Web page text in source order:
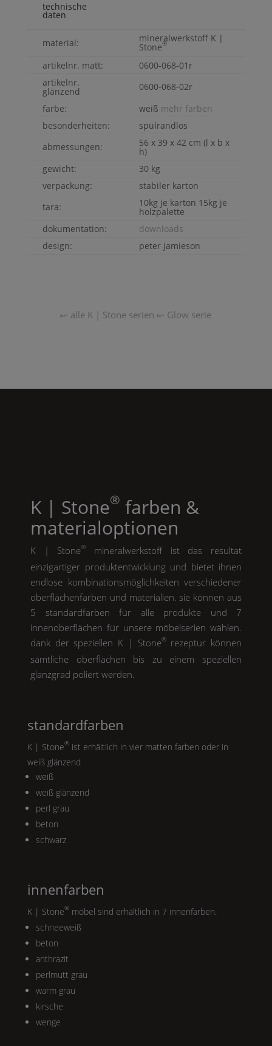
technische
daten
material: mineralwerkstoff K |
Stone®
artikelnr. matt:
0600-068-01r
artikelnr.
glänzend
0600-068-02r
farbe:
weiß mehr farben
besonderheiten:
spülrandlos
abmessungen:
56 x 39 x 42 cm (l x b x
h)
gewicht:
30 kg
verpackung:
stabiler karton
tara:
10kg je karton 15kg je
holzpalette
dokumentation:
downloads
design:
peter jamieson
↜ alle K | Stone serien ↜ Glow serie
K | Stone® farben &
materialoptionen
K | Stone®
mineralwerkstoff ist das resultat
einzigartiger produktentwicklung und bietet ihnen
endlose kombinationsmöglichkeiten verschiedener
oberflächenfarben und materialien. sie können aus
5 standardfarben für alle produkte und 7
innenoberflächen für unsere möbelserien wählen.
dank der speziellen K | Stone®rezeptur können
sämtliche oberflächen bis zu einem speziellen
glanzgrad poliert werden.
standardfarben
K | Stone®ist erhältlich in vier matten farben oder in
weiß glänzend
weiß
weiß glänzend
perl grau
beton
schwarz
innenfarben
K | Stone®möbel sind erhältlich in 7 innenfarben.
schneeweiß
beton
anthrazit
perlmutt grau
warm grau
kirsche
wenge